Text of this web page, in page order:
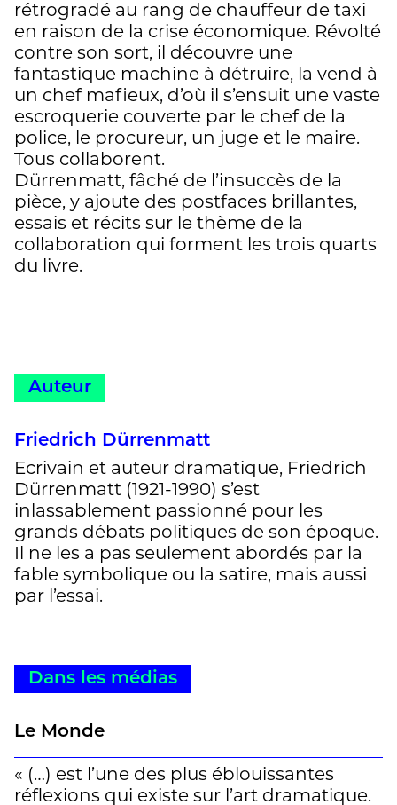
rétrogradé au rang de chauffeur de taxi
en raison de la crise économique. Révolté
contre son sort, il découvre une
fantastique machine à détruire, la vend à
un chef mafieux, d’où il s’ensuit une vaste
escroquerie couverte par le chef de la
police, le procureur, un juge et le maire.
Tous collaborent.
Dürrenmatt, fâché de l’insuccès de la
pièce, y ajoute des postfaces brillantes,
essais et récits sur le thème de la
collaboration qui forment les trois quarts
du livre.
Auteur
Friedrich Dürrenmatt
Ecrivain et auteur dramatique, Friedrich
Dürrenmatt (1921-1990) s’est
inlassablement passionné pour les
grands débats politiques de son époque.
Il ne les a pas seulement abordés par la
fable symbolique ou la satire, mais aussi
par l’essai.
Dans les médias
Le Monde
« (…) est l’une des plus éblouissantes
réflexions qui existe sur l’art dramatique.